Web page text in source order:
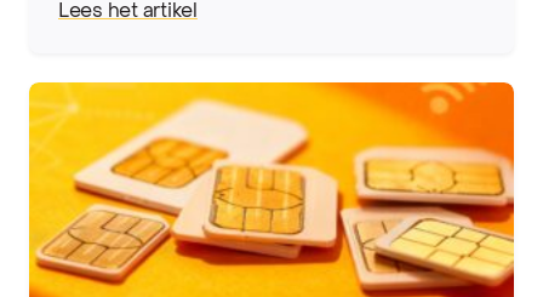
Lees het artikel